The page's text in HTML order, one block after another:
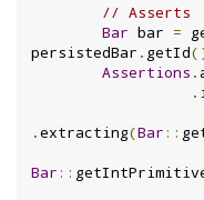
// Asserts
Bar bar =
persistedBar . getId
Assertions .
.
.extracting(Bar::
Bar::